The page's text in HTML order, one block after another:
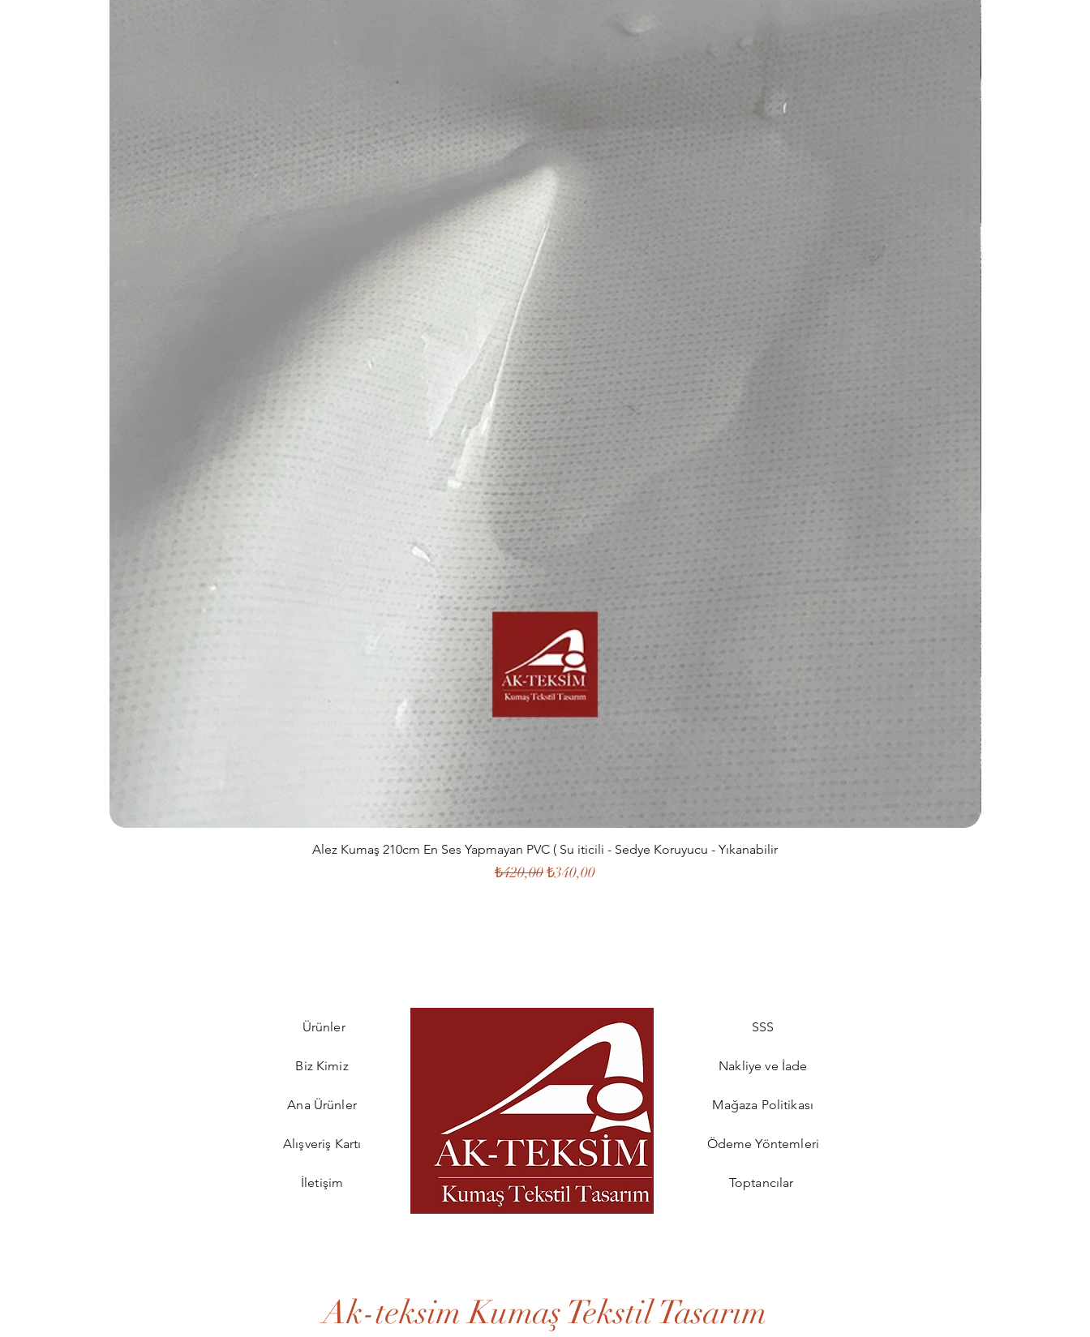
Alez Kumaş 210cm En Ses Yapmayan PVC ( Su iticili - Sedye Koruyucu - Yıkanabilir
Normal Fiyat
₺420,00İndirimli Fiyat
₺340,00
Ürünler
Biz Kimiz
Ana Ürünler
Alışveriş Kartı
İletişim
SSS
Nakliye ve İade
Mağaza Politikası
Ödeme Yöntemleri
Toptancılar
Ak-teksim Kumaş Tekstil Tasarım